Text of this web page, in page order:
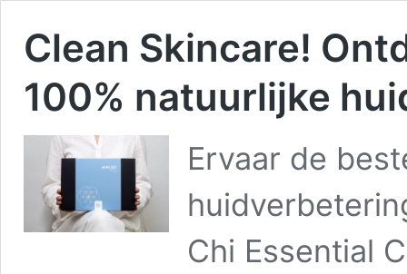
Clean Skincare!
100% natuurlijke
Ervaar de
Chi Essential